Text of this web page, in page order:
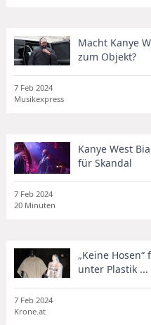
Macht Kanye
zum Objekt?
7 Feb 2024
Musikexpress
Kanye West
für Skandal
7 Feb 2024
20 Minuten
„Keine
unter Plastik ...
7 Feb 2024
Krone.at